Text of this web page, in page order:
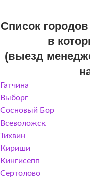
Список городов
в
(выезд
Гатчина
Выборг
Сосновый Бор
Всеволожск
Тихвин
Кириши
Кингисепп
Сертолово